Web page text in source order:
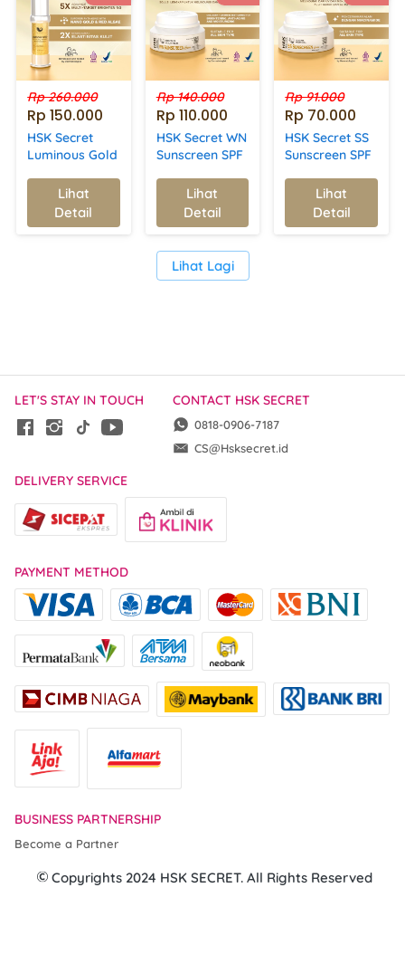
Rp 260.000
Rp 150.000
HSK Secret
Luminous Gold
Serum | Kulit
Kencang,
Lembap, &
Lihat
Detail
Rp 140.000
Rp 110.000
HSK Secret WN
Sunscreen SPF
Mencerahkan,
Melembapkan,
& Melindungi
UV
Lihat
Detail
Rp 91.000
Rp 70.000
HSK Secret SS
Sunscreen SPF
Melindungi
Kulit dari Sinar
UV,
Lihat
Detail
`Lihat Lagi
LET'S STAY IN TOUCH CONTACT HSK SECRET
0818-0906-7187
CS@Hsksecret.id
DELIVERY SERVICE
PAYMENT METHOD
BUSINESS PARTNERSHIP
Become a Partner
Copyrights 2024 HSK SECRET. All Rights Reserved